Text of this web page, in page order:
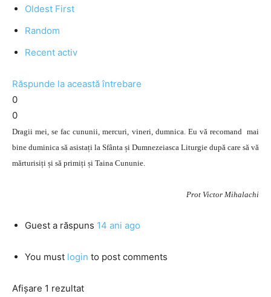
Oldest First
Random
Recent activ
Răspunde la această întrebare
0
0
Dragii mei, se fac cununii, mercuri, vineri, dumnica. Eu vă recomand mai
bine duminica să asistați la Sfânta și Dumnezeiasca Liturgie după care să vă
mărturisiți și să primiți și Taina Cununie.
Prot Victor Mihalachi
Guest a răspuns 14 ani ago
You must login to post comments
Afișare 1 rezultat